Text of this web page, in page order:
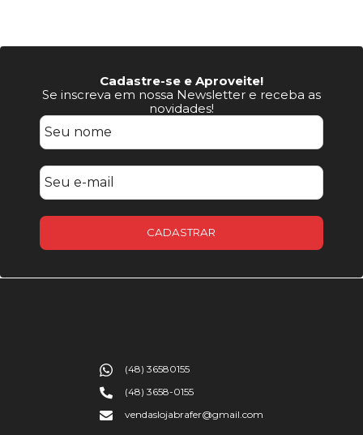
Cadastre-se e Aproveite!
Se inscreva em nossa Newsletter e receba as
novidades!
CADASTRAR
(48) 36580155
(48) 3658-0155
vendaslojabrafer@gmail.com